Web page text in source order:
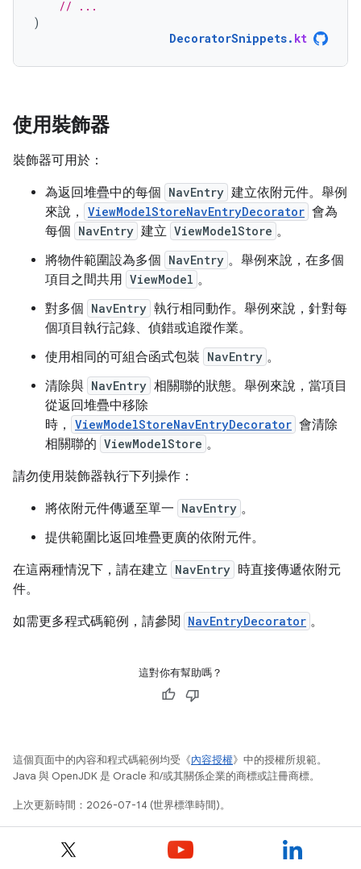
// ...
)
DecoratorSnippets. kt
使用裝飾器
裝飾器可用於：
為返回堆疊中的每個 NavEntry 建立依附元件。舉例
來說，
ViewModelStoreNavEntryDecorator 會為
每個 NavEntry 建立 ViewModelStore 。
將物件範圍設為多個 NavEntry 。舉例來說，在多個
項目之間共用 ViewModel 。
對多個 NavEntry 執行相同動作。舉例來說，針對每
個項目執行記錄、偵錯或追蹤作業。
使用相同的可組合函式包裝 NavEntry 。
清除與 NavEntry 相關聯的狀態。舉例來說，當項目
從返回堆疊中移除
時，
ViewModelStoreNavEntryDecorator 會清除
相關聯的 ViewModelStore 。
請勿使用裝飾器執行下列操作：
將依附元件傳遞至單一 NavEntry 。
提供範圍比返回堆疊更廣的依附元件。
在這兩種情況下，請在建立 NavEntry 時直接傳遞依附元
件。
如需更多程式碼範例，請參閱
NavEntryDecorator 。
這對你有幫助嗎？
這個頁面中的內容和程式碼範例均受《內容授權》中的授權所規範。
Java 與 OpenJDK 是 Oracle 和/或其關係企業的商標或註冊商標。
上次更新時間：2026-07-14 (世界標準時間)。